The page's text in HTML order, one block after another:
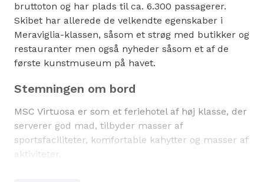
bruttoton og har plads til ca. 6.300 passagerer.
Skibet har allerede de velkendte egenskaber i
Meraviglia-klassen, såsom et strøg med butikker og
restauranter men også nyheder såsom et af de
første kunstmuseum på havet.
Stemningen om bord
MSC Virtuosa er som et feriehotel af høj klasse, der
serverer god mad, tilbyder masser af
sportsfaciliteter, komfortable kahytter og masser af
aktiviteter.